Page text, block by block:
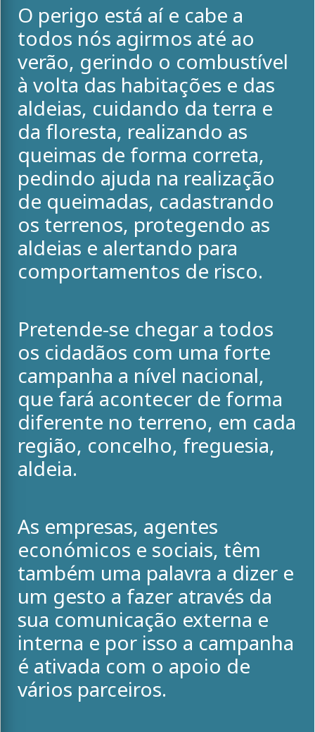
O perigo está aí e cabe a
todos nós agirmos até ao
verão, gerindo o combustível
à volta das habitações e das
aldeias, cuidando da terra e
da floresta, realizando as
queimas de forma correta,
pedindo ajuda na realização
de queimadas, cadastrando
os terrenos, protegendo as
aldeias e alertando para
comportamentos de risco.
Pretende-se chegar a todos
os cidadãos com uma forte
campanha a nível nacional,
que fará acontecer de forma
diferente no terreno, em cada
região, concelho, freguesia,
aldeia.
As empresas, agentes
económicos e sociais, têm
também uma palavra a dizer e
um gesto a fazer através da
sua comunicação externa e
interna e por isso a campanha
é ativada com o apoio de
vários parceiros.